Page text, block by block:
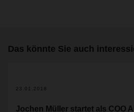
Das könnte Sie auch
23.01.2018
Jochen Müller startet als COO